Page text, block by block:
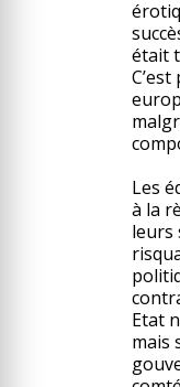
était
Les
à la
leurs
Etat
mais